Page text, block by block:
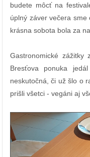
budete môcť na
úplný záver večera sme
krásna sobota bola za
Gastronomické zážitky
Bresťova ponuka
neskutočná, či už šlo o
prišli všetci - vegáni aj